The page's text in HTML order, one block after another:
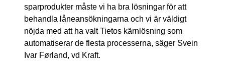
sparprodukter måste vi ha bra lösningar för att
behandla låneansökningarna och vi är väldigt
nöjda med att ha valt Tietos kärnlösning som
automatiserar de flesta processerna, säger Svein
Ivar Førland, vd Kraft.